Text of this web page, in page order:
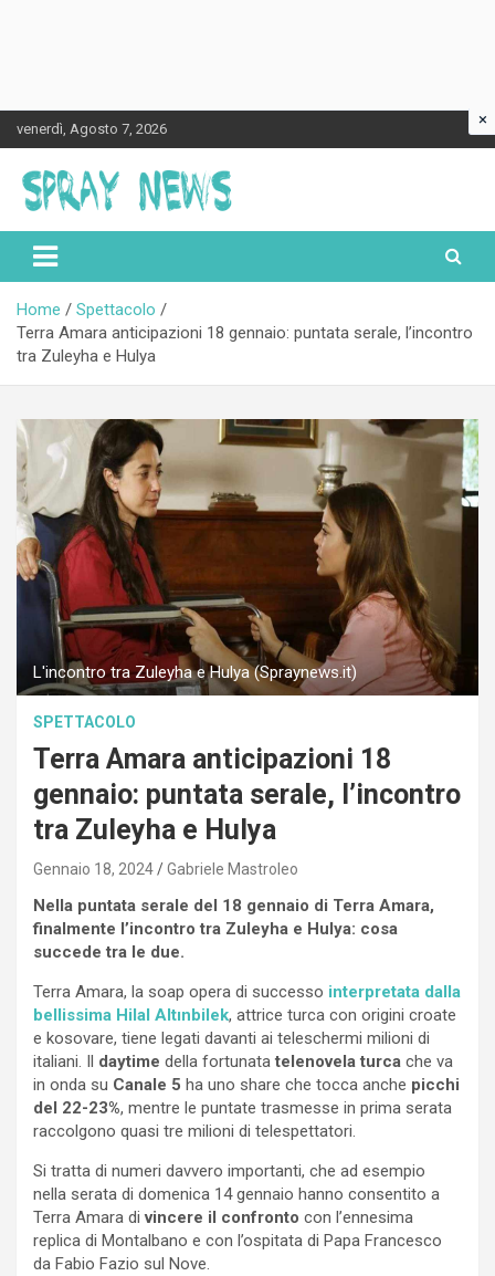
to
content
venerdì, Agosto 7, 2026
Spraynews.it
Home
Spettacolo
Terra Amara anticipazioni 18 gennaio: puntata serale, l’incontro
tra Zuleyha e Hulya
L'incontro tra Zuleyha e Hulya (Spraynews.it)
SPETTACOLO
Terra Amara anticipazioni 18
gennaio: puntata serale, l’incontro
tra Zuleyha e Hulya
Gennaio 18, 2024 Gabriele Mastroleo
Nella puntata serale del 18 gennaio di Terra Amara,
finalmente l’incontro tra Zuleyha e Hulya: cosa
succede tra le due.
Terra Amara, la soap opera di successo interpretata dalla
bellissima Hilal Altınbilek, attrice turca con origini croate
e kosovare, tiene legati davanti ai teleschermi milioni di
italiani. Il daytime della fortunatatelenovela turca che va
in onda su Canale 5 ha uno share che tocca anche picchi
del 22-23%, mentre le puntate trasmesse in prima serata
raccolgono quasi tre milioni di telespettatori.
Si tratta di numeri davvero importanti, che ad esempio
nella serata di domenica 14 gennaio hanno consentito a
Terra Amara divincere il confronto con l’ennesima
replica di Montalbano e con l’ospitata di Papa Francesco
da Fabio Fazio sul Nove.
×